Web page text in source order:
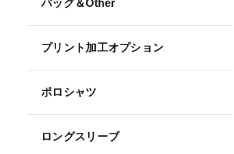
バッグ＆Other
プリント加工オプション
ポロシャツ
ロングスリーブ